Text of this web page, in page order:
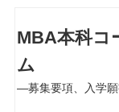
MBA本科コ
ム
―募集要項、入学